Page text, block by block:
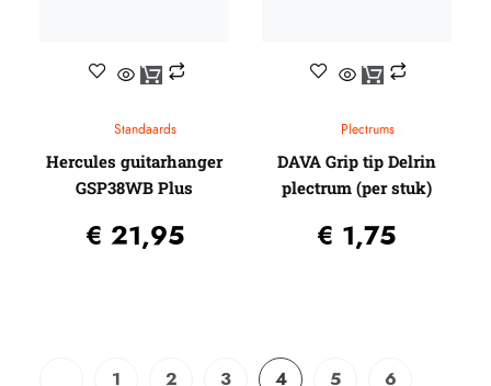
Standaards
Hercules guitarhanger
GSP38WB Plus
€ 21,95
Plectrums
DAVA Grip tip Delrin
plectrum (per stuk)
€ 1,75
1 2 3 4 5 6